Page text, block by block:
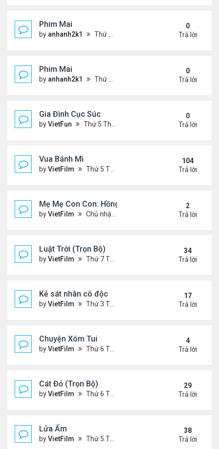
Phim Mai
by anhanh2k1 Thứ 2 Tháng 5 20, 2024 2:03 am
0
Trả lời
Phim Mai
by anhanh2k1 Thứ 6 Tháng 5 17, 2024 9:42 pm
0
Trả lời
Gia Đình Cục Súc
byVietFun Thứ 5 Tháng 1 19, 2023 4:42 pm
0
Trả lời
Vua Bánh Mì
byVietFilm Thứ 5 Tháng 10 15, 2020 1:26 pm
104
Trả lời
Mẹ Mẹ Con Con: Hồng Vân, Đại Nghĩa
byVietFilm Chủ nhật Tháng 12 20, 2020 8:06 pm
2
Trả lời
Luật Trời (Trọn Bộ)
byVietFilm Thứ 7 Tháng 10 17, 2020 9:19 pm
34
Trả lời
Kẻ sát nhân cô độc
byVietFilm Thứ 3 Tháng 11 10, 2020 9:58 am
17
Trả lời
Chuyện Xóm Tui
byVietFilm Thứ 6 Tháng 11 06, 2020 4:47 pm
4
Trả lời
Cát Đỏ (Trọn Bộ)
byVietFilm Thứ 6 Tháng 11 06, 2020 2:02 pm
29
Trả lời
Lửa Ấm
byVietFilm Thứ 5 Tháng 11 05, 2020 11:33 pm
38
Trả lời